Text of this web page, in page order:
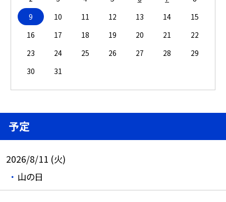
9
10 11 12 13 14
15
16
17 18 19 20 21
22
23
24 25 26 27 28
29
30
31
予定
2026/8/11 (火)
山の日